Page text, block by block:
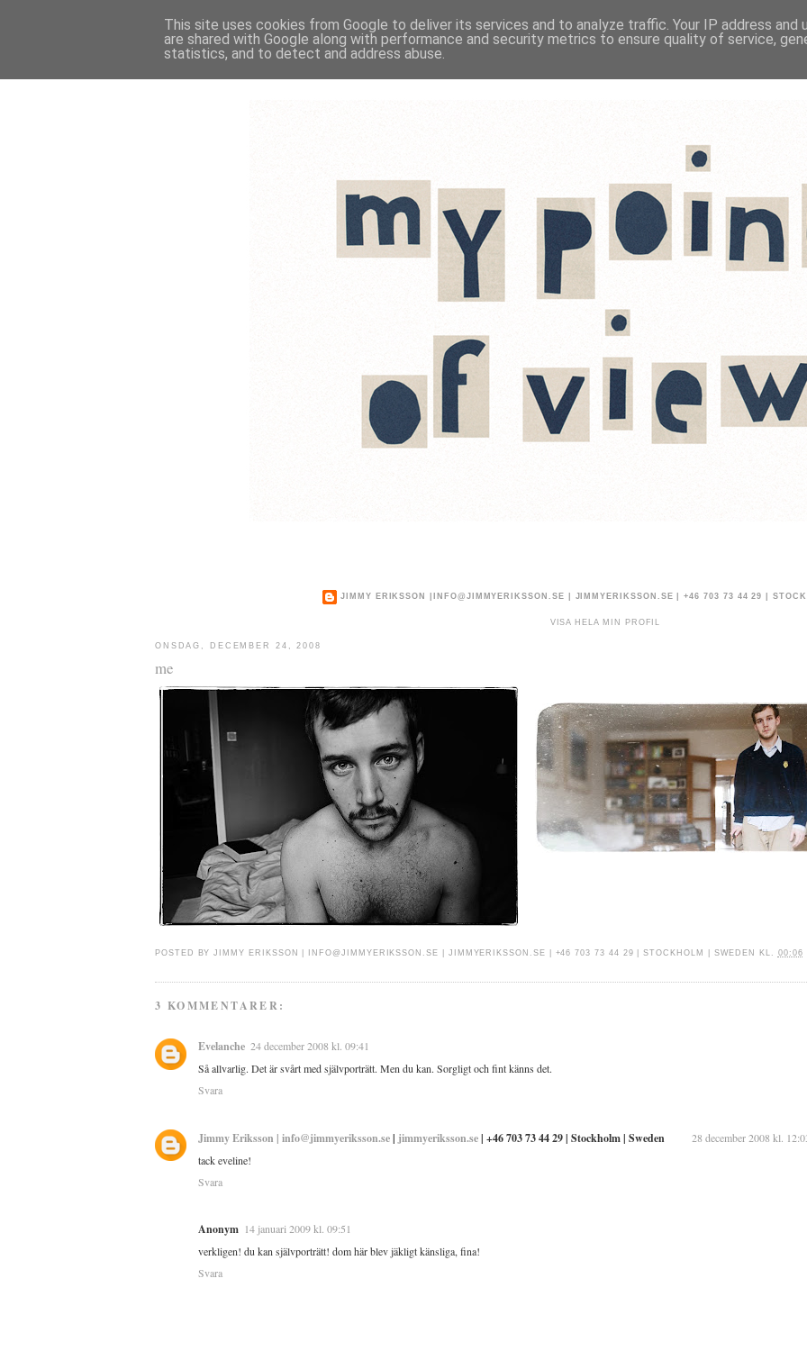
JIMMY ERIKSSON | INFO@JIMMYERIKSSON.SE JIMMYERIKSSON.SE | +46 703 73 44 29 |
VISA HELA MIN PROFIL
ONSDAG, DECEMBER 24, 2008
me
POSTED BYJIMMY ERIKSSON | INFO@JIMMYERIKSSON.SE JIMMYERIKSSON.SE | +46 703 73 44 29 | STOCKHOLM | SWEDEN KL. 00:06
3 KOMMENTARER:
Evelanche 24 december 2008 kl. 09:41
Så allvarlig. Det är svårt med självporträtt. Men du kan. Sorgligt och fint känns det.
Svara
Jimmy Eriksson | info@jimmyeriksson.se| jimmyeriksson.se| +46 703 73 44 29 | Stockholm | Sweden
28 december 2008 kl.
tack eveline!
Svara
Anonym 14 januari 2009 kl. 09:51
verkligen! du kan självporträtt! dom här blev jäkligt känsliga, fina!
Svara
This site uses cookies from Google to deliver its services and to analyze traffic. Your IP address and
are shared with Google along with performance and security metrics to ensure quality of service,
statistics, and to detect and address abuse.